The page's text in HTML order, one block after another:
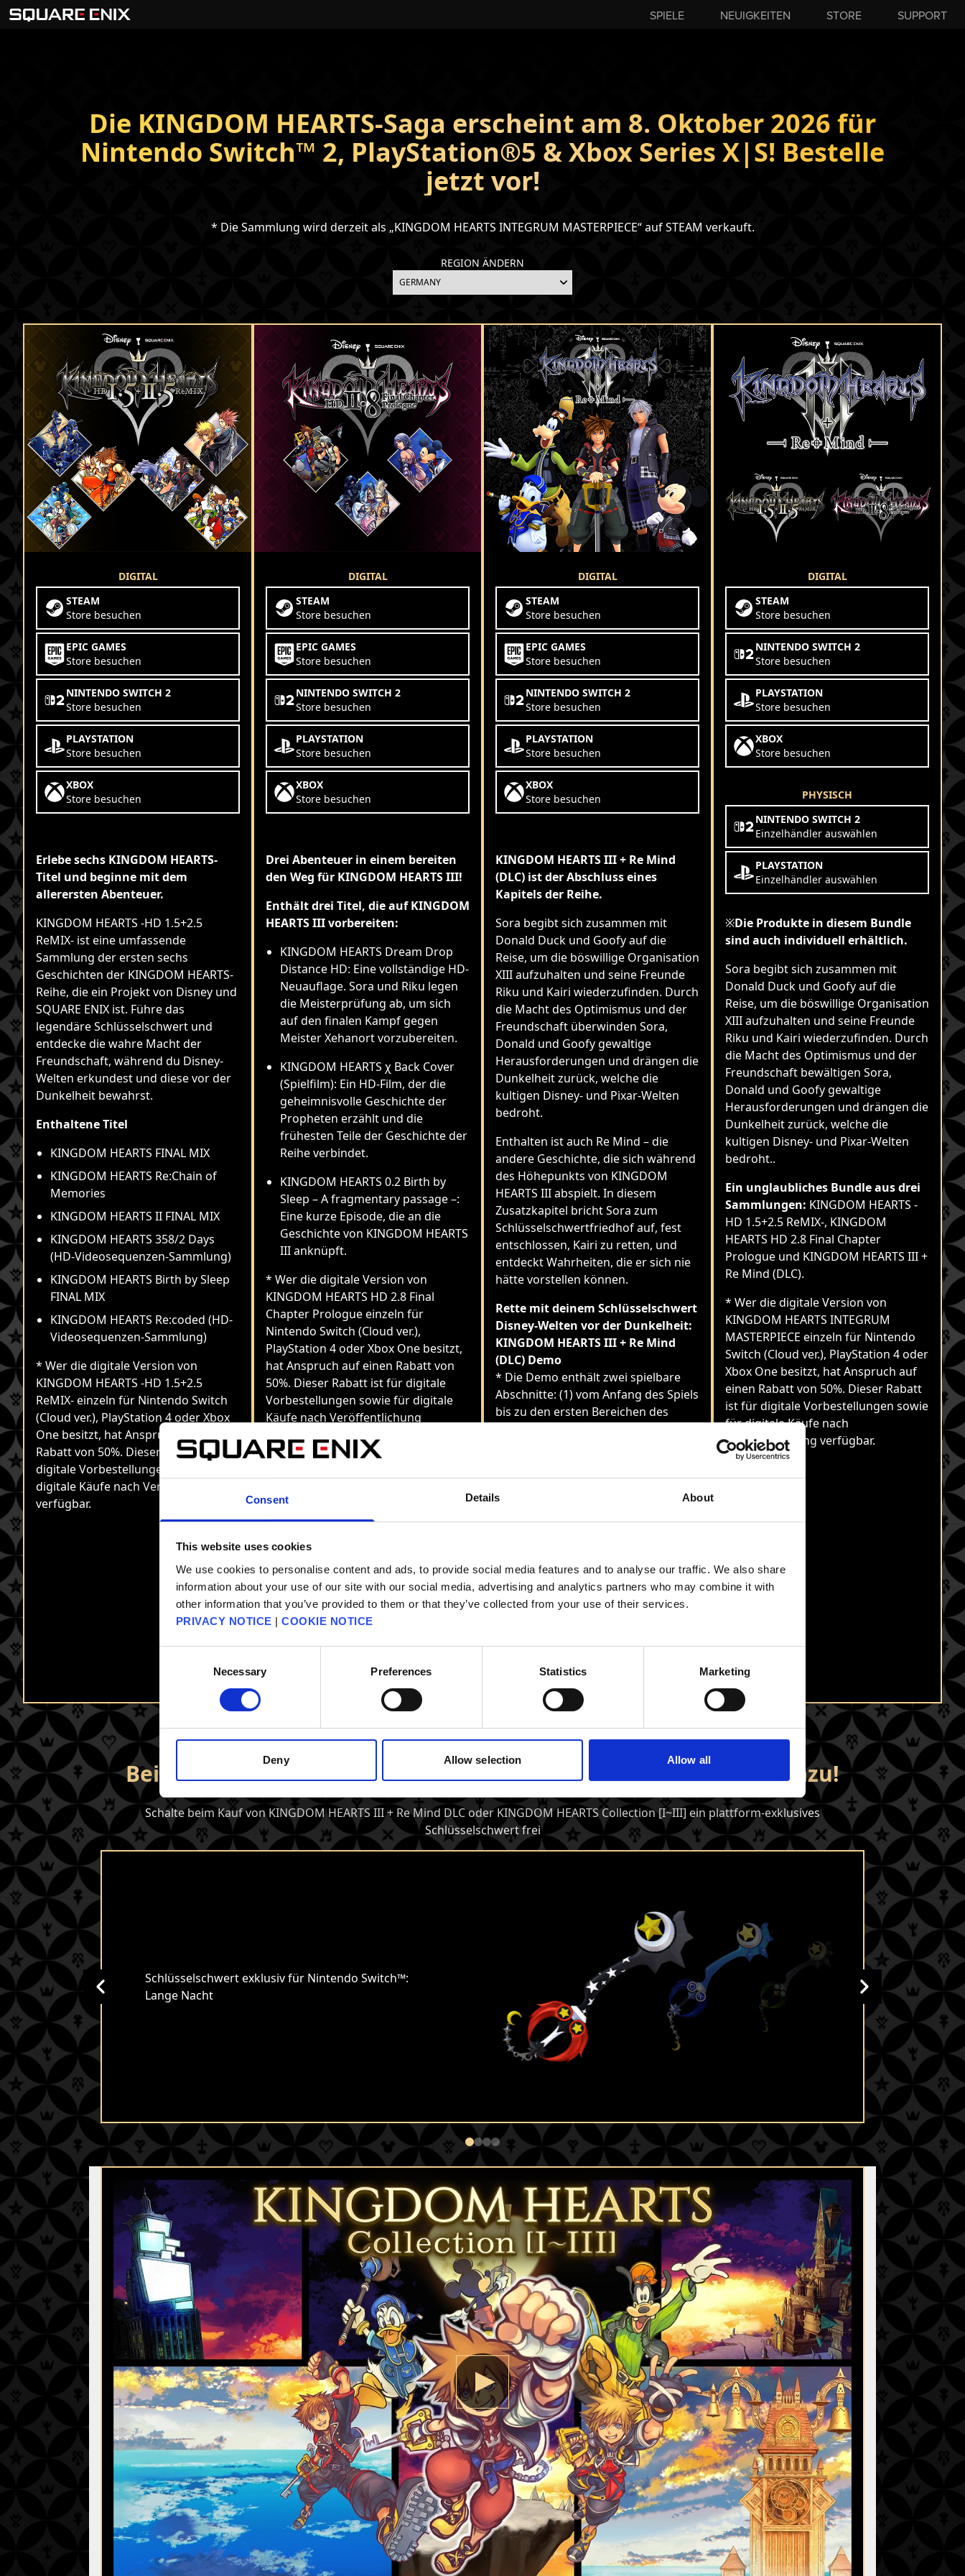
Consent Details About
This website uses cookies
We use cookies to personalise content and ads, to provide social media features and to analyse our traffic. We also share
information about your use of our site with our social media, advertising and analytics partners who may combine it with
other information that you’ve provided to them or that they’ve collected from your use of their services.
PRIVACY NOTICE | COOKIE NOTICE
Necessary Preferences Statistics Marketing
Deny Allow selection Allow all
SPIELE NEUIGKEITEN STORE SUPPORT
Die KINGDOM HEARTS-Saga erscheint am 8. Oktober 2026 für
Nintendo Switch™ 2, PlayStation®5 & Xbox Series X|S! Bestelle
jetzt vor!
* Die Sammlung wird derzeit als „KINGDOM HEARTS INTEGRUM MASTERPIECE“ auf STEAM verkauft.
REGION ÄNDERN
DIGITAL
STEAM
Store besuchen
EPIC GAMES
Store besuchen
NINTENDO SWITCH 2
Store besuchen
PLAYSTATION
Store besuchen
XBOX
Store besuchen
Erlebe sechs KINGDOM HEARTS-
Titel und beginne mit dem
allerersten Abenteuer.
KINGDOM HEARTS -HD 1.5+2.5
ReMIX- ist eine umfassende
Sammlung der ersten sechs
Geschichten der KINGDOM HEARTS-
Reihe, die ein Projekt von Disney und
SQUARE ENIX ist. Führe das
legendäre Schlüsselschwert und
entdecke die wahre Macht der
Freundschaft, während du Disney-
Welten erkundest und diese vor der
Dunkelheit bewahrst.
Enthaltene Titel
KINGDOM HEARTS FINAL MIX
KINGDOM HEARTS Re:Chain of
Memories
KINGDOM HEARTS II FINAL MIX
KINGDOM HEARTS 358/2 Days
(HD-Videosequenzen-Sammlung)
KINGDOM HEARTS Birth by Sleep
FINAL MIX
KINGDOM HEARTS Re:coded (HD-
Videosequenzen-Sammlung)
* Wer die digitale Version von
KINGDOM HEARTS -HD 1.5+2.5
ReMIX- einzeln für Nintendo Switch
(Cloud ver.), PlayStation 4 oder Xbox
One besitzt, hat Anspruch auf einen
Rabatt von 50%. Dieser Rabatt ist für
digitale Vorbestellungen sowie für
digitale Käufe nach Veröffentlichung
verfügbar.
DIGITAL
STEAM
Store besuchen
EPIC GAMES
Store besuchen
NINTENDO SWITCH 2
Store besuchen
PLAYSTATION
Store besuchen
XBOX
Store besuchen
Drei Abenteuer in einem bereiten
den Weg für KINGDOM HEARTS III!
Enthält drei Titel, die auf KINGDOM
HEARTS III vorbereiten:
KINGDOM HEARTS Dream Drop
Distance HD: Eine vollständige HD-
Neuauflage. Sora und Riku legen
die Meisterprüfung ab, um sich
auf den finalen Kampf gegen
Meister Xehanort vorzubereiten.
KINGDOM HEARTS χ Back Cover
(Spielfilm): Ein HD-Film, der die
geheimnisvolle Geschichte der
Propheten erzählt und die
frühesten Teile der Geschichte der
Reihe verbindet.
KINGDOM HEARTS 0.2 Birth by
Sleep – A fragmentary passage –:
Eine kurze Episode, die an die
Geschichte von KINGDOM HEARTS
III anknüpft.
* Wer die digitale Version von
KINGDOM HEARTS HD 2.8 Final
Chapter Prologue einzeln für
Nintendo Switch (Cloud ver.),
PlayStation 4 oder Xbox One besitzt,
hat Anspruch auf einen Rabatt von
50%. Dieser Rabatt ist für digitale
Vorbestellungen sowie für digitale
Käufe nach Veröffentlichung
DIGITAL
STEAM
Store besuchen
EPIC GAMES
Store besuchen
NINTENDO SWITCH 2
Store besuchen
PLAYSTATION
Store besuchen
XBOX
Store besuchen
KINGDOM HEARTS III + Re Mind
(DLC) ist der Abschluss eines
Kapitels der Reihe.
Sora begibt sich zusammen mit
Donald Duck und Goofy auf die
Reise, um die böswillige Organisation
XIII aufzuhalten und seine Freunde
Riku und Kairi wiederzufinden. Durch
die Macht des Optimismus und der
Freundschaft überwinden Sora,
Donald und Goofy gewaltige
Herausforderungen und drängen die
Dunkelheit zurück, welche die
kultigen Disney- und Pixar-Welten
bedroht.
Enthalten ist auch Re Mind – die
andere Geschichte, die sich während
des Höhepunkts von KINGDOM
HEARTS III abspielt. In diesem
Zusatzkapitel bricht Sora zum
Schlüsselschwertfriedhof auf, fest
entschlossen, Kairi zu retten, und
entdeckt Wahrheiten, die er sich nie
hätte vorstellen können.
Rette mit deinem Schlüsselschwert
Disney-Welten vor der Dunkelheit:
KINGDOM HEARTS III + Re Mind
(DLC) Demo
* Die Demo enthält zwei spielbare
Abschnitte: (1) vom Anfang des Spiels
bis zu den ersten Bereichen des
Abschnitt können auf die Vollversion
übertragen werden.)
* Wer die digitale Version von
ver.), PlayStation 4 oder Xbox One
besitzt, hat Anspruch auf einen
Rabatt von 50%. Dieser Rabatt ist für
digitale Käufe nach Veröffentlichung
verfügbar.
DIGITAL
STEAM
Store besuchen
NINTENDO SWITCH 2
Store besuchen
PLAYSTATION
Store besuchen
XBOX
Store besuchen
PHYSISCH
NINTENDO SWITCH 2
Einzelhändler auswählen
PLAYSTATION
Einzelhändler auswählen
※Die Produkte in diesem Bundle
sind auch individuell erhältlich.
Sora begibt sich zusammen mit
Donald Duck und Goofy auf die
Reise, um die böswillige Organisation
XIII aufzuhalten und seine Freunde
Riku und Kairi wiederzufinden. Durch
die Macht des Optimismus und der
Freundschaft bewältigen Sora,
Donald und Goofy gewaltige
Herausforderungen und drängen die
Dunkelheit zurück, welche die
kultigen Disney- und Pixar-Welten
bedroht..
Ein unglaubliches Bundle aus drei
Sammlungen: KINGDOM HEARTS -
HD 1.5+2.5 ReMIX-, KINGDOM
HEARTS HD 2.8 Final Chapter
Prologue und KINGDOM HEARTS III +
Re Mind (DLC).
* Wer die digitale Version von
KINGDOM HEARTS INTEGRUM
MASTERPIECE einzeln für Nintendo
Switch (Cloud ver.), PlayStation 4 oder
Xbox One besitzt, hat Anspruch auf
einen Rabatt von 50%. Dieser Rabatt
ist für digitale Vorbestellungen sowie
für digitale Käufe nach
Veröffentlichung verfügbar.
Beim Kauf gibt es ein plattform-exklusives Schlüsselschwert dazu!
Schalte beim Kauf von KINGDOM HEARTS III + Re Mind DLC oder KINGDOM HEARTS Collection [I~III] ein plattform-exklusives
Schlüsselschwert frei
Schlüsselschwert exklusiv für Nintendo Switch™:
Lange Nacht